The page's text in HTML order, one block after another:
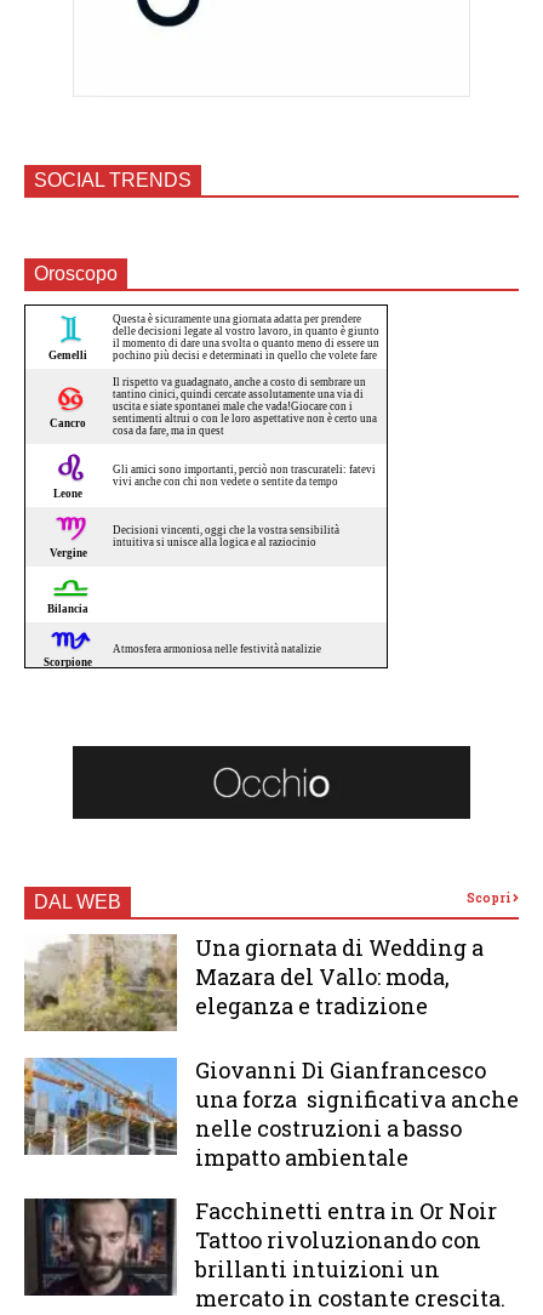
SOCIAL TRENDS
Oroscopo
DAL WEB Scopri
Una giornata di Wedding a
Mazara del Vallo: moda,
eleganza e tradizione
Giovanni Di Gianfrancesco
una forza significativa anche
nelle costruzioni a basso
impatto ambientale
Facchinetti entra in Or Noir
Tattoo rivoluzionando con
brillanti intuizioni un
mercato in costante crescita.